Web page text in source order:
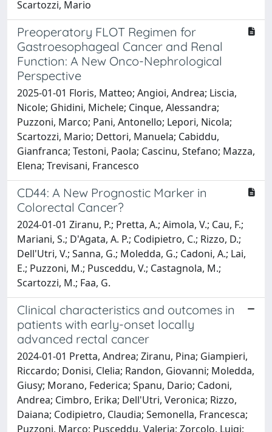
Scartozzi, Mario
Preoperatory FLOT Regimen for
Gastroesophageal Cancer and Renal
Function: A New Onco-Nephrological
Perspective
2025-01-01 Floris, Matteo; Angioi, Andrea; Liscia,
Nicole; Ghidini, Michele; Cinque, Alessandra;
Puzzoni, Marco; Pani, Antonello; Lepori, Nicola;
Scartozzi, Mario; Dettori, Manuela; Cabiddu,
Gianfranca; Testoni, Paola; Cascinu, Stefano; Mazza,
Elena; Trevisani, Francesco
CD44: A New Prognostic Marker in
Colorectal Cancer?
2024-01-01 Ziranu, P.; Pretta, A.; Aimola, V.; Cau, F.;
Mariani, S.; D'Agata, A. P.; Codipietro, C.; Rizzo, D.;
Dell'Utri, V.; Sanna, G.; Moledda, G.; Cadoni, A.; Lai,
E.; Puzzoni, M.; Pusceddu, V.; Castagnola, M.;
Scartozzi, M.; Faa, G.
Clinical characteristics and outcomes in
patients with early-onset locally
advanced rectal cancer
2024-01-01 Pretta, Andrea; Ziranu, Pina; Giampieri,
Riccardo; Donisi, Clelia; Randon, Giovanni; Moledda,
Giusy; Morano, Federica; Spanu, Dario; Cadoni,
Andrea; Cimbro, Erika; Dell'Utri, Veronica; Rizzo,
Daiana; Codipietro, Claudia; Semonella, Francesca;
Puzzoni, Marco; Pusceddu, Valeria; Zorcolo, Luigi;